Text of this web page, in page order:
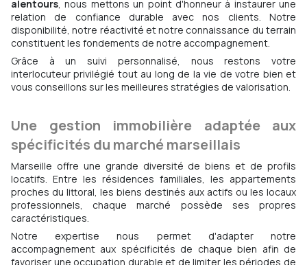
alentours , nous mettons un point d'honneur à instaurer une
relation de confiance durable avec nos clients. Notre
disponibilité, notre réactivité et notre connaissance du terrain
constituent les fondements de notre accompagnement.
Grâce à un suivi personnalisé, nous restons votre
interlocuteur privilégié tout au long de la vie de votre bien et
vous conseillons sur les meilleures stratégies de valorisation.
Une gestion immobilière adaptée aux
spécificités du marché marseillais
Marseille offre une grande diversité de biens et de profils
locatifs. Entre les résidences familiales, les appartements
proches du littoral, les biens destinés aux actifs ou les locaux
professionnels, chaque marché possède ses propres
caractéristiques.
Notre expertise nous permet d'adapter notre
accompagnement aux spécificités de chaque bien afin de
favoriser une occupation durable et de limiter les périodes de